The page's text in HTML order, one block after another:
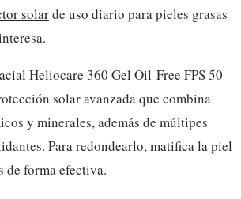
solarde uso diario para pieles grasas
Heliocare 360 Gel Oil-Free FPS 50
solar avanzada que combina
y minerales, además de múltipes
Para redondearlo, matifica la piel
de forma efectiva.